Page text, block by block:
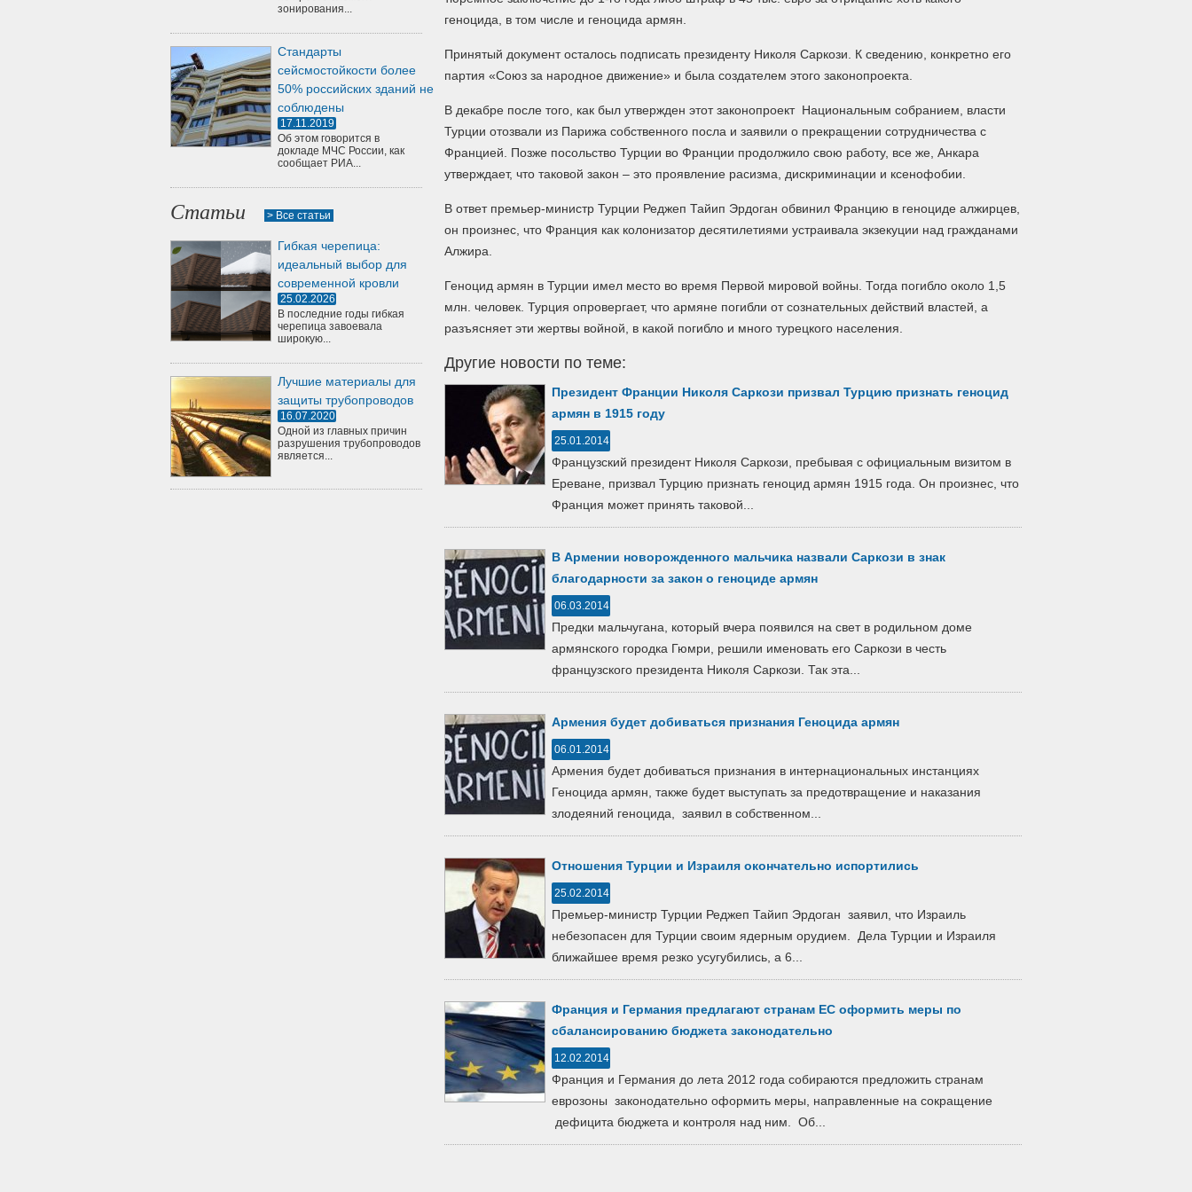
зонирования...
Стандарты
сейсмостойкости более
50% российских зданий не
соблюдены
17.11.2019
Об этом говорится в
докладе МЧС России, как
сообщает РИА...
Статьи > Все статьи
Гибкая черепица:
идеальный выбор для
современной кровли
25.02.2026
В последние годы гибкая
черепица завоевала
широкую...
Лучшие материалы для
защиты трубопроводов
16.07.2020
Одной из главных причин
разрушения трубопроводов
является...
геноцида, в том числе и геноцида армян.
Принятый документ осталось подписать президенту Николя Саркози. К сведению, конкретно его
партия «Союз за народное движение» и была создателем этого законопроекта.
В декабре после того, как был утвержден этот законопроект Национальным собранием, власти
Турции отозвали из Парижа собственного посла и заявили о прекращении сотрудничества с
Францией. Позже посольство Турции во Франции продолжило свою работу, все же, Анкара
утверждает, что таковой закон – это проявление расизма, дискриминации и ксенофобии.
В ответ премьер-министр Турции Реджеп Тайип Эрдоган обвинил Францию в геноциде алжирцев,
он произнес, что Франция как колонизатор десятилетиями устраивала экзекуции над гражданами
Алжира.
Геноцид армян в Турции имел место во время Первой мировой войны. Тогда погибло около 1,5
млн. человек. Турция опровергает, что армяне погибли от сознательных действий властей, а
разъясняет эти жертвы войной, в какой погибло и много турецкого населения.
Другие новости по теме:
Президент Франции Николя Саркози призвал Турцию признать геноцид
армян в 1915 году
25.01.2014
Французский президент Николя Саркози, пребывая с официальным визитом в
Ереване, призвал Турцию признать геноцид армян 1915 года. Он произнес, что
Франция может принять таковой...
В Армении новорожденного мальчика назвали Саркози в знак
благодарности за закон о геноциде армян
06.03.2014
Предки мальчугана, который вчера появился на свет в родильном доме
армянского городка Гюмри, решили именовать его Саркози в честь
французского президента Николя Саркози. Так эта...
Армения будет добиваться признания Геноцида армян
06.01.2014
Армения будет добиваться признания в интернациональных инстанциях
Геноцида армян, также будет выступать за предотвращение и наказания
злодеяний геноцида, заявил в собственном...
Отношения Турции и Израиля окончательно испортились
25.02.2014
Премьер-министр Турции Реджеп Тайип Эрдоган заявил, что Израиль
небезопасен для Турции своим ядерным орудием. Дела Турции и Израиля
ближайшее время резко усугубились, а 6...
Франция и Германия предлагают странам ЕС оформить меры по
сбалансированию бюджета законодательно
12.02.2014
Франция и Германия до лета 2012 года собираются предложить странам
еврозоны законодательно оформить меры, направленные на сокращение
дефицита бюджета и контроля над ним. Об...